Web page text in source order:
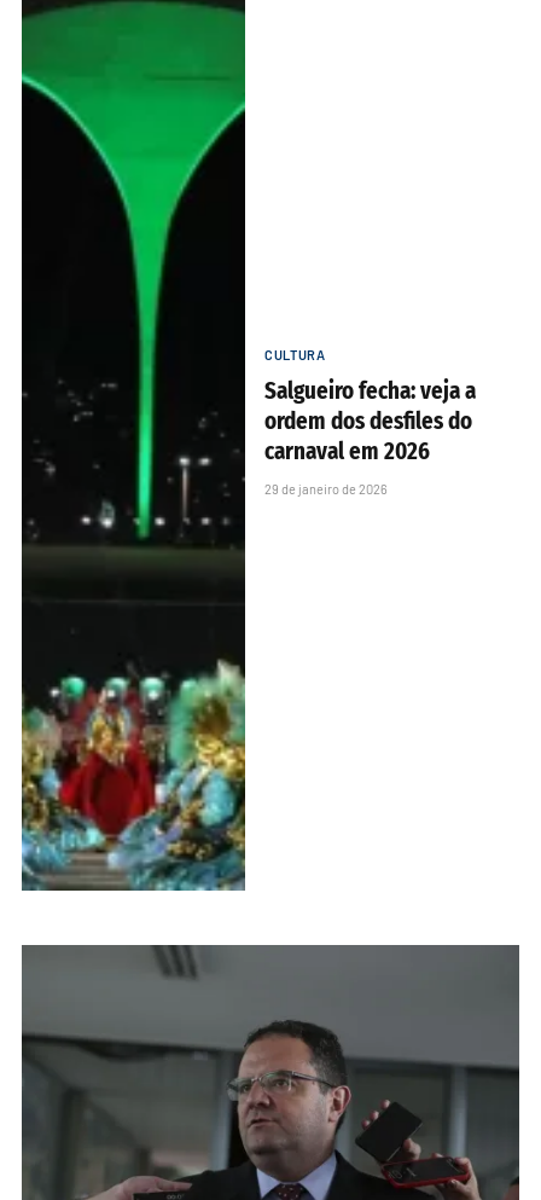
CULTURA
Salgueiro fecha: veja a
ordem dos desfiles do
carnaval em 2026
29 de janeiro de 2026